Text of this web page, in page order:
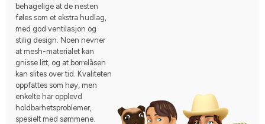
behagelige at de nesten
føles som et ekstra hudlag,
med god ventilasjon og
stilig design. Noen nevner
at mesh-materialet kan
gnisse litt, og at borrelåsen
kan slites over tid. Kvaliteten
oppfattes som høy, men
enkelte har opplevd
holdbarhetsproblemer,
spesielt med sømmene.